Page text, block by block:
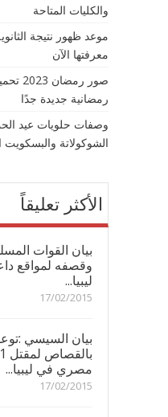
والكليات المتاحة
معرفتها الآن
صور
رمضانية جديدة جدًا
وصفات حلويات عيد
الشوكولاتة
الأكثر تعليقاً
بيان القوات
وقصفه لمواقع
ليبيا...
17/02/2015
بيان السيسي
مصري في ليبيا...
17/02/2015